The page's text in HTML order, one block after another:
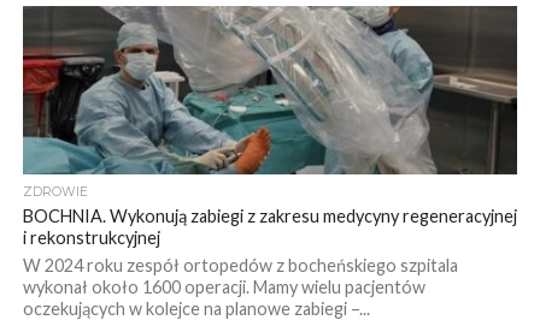
ZDROWIE
BOCHNIA. Wykonują zabiegi z zakresu medycyny regeneracyjnej
i rekonstrukcyjnej
W 2024 roku zespół ortopedów z bocheńskiego szpitala
wykonał około 1600 operacji. Mamy wielu pacjentów
oczekujących w kolejce na planowe zabiegi –...